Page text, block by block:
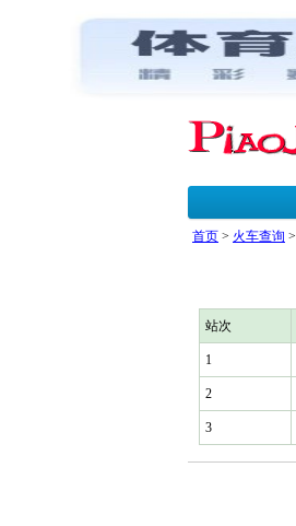
首页 > 火车查询 >
站次
1
2
3